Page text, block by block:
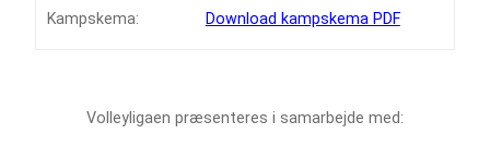
Kampskema: Download kampskema PDF
Volleyligaen præsenteres i samarbejde med: